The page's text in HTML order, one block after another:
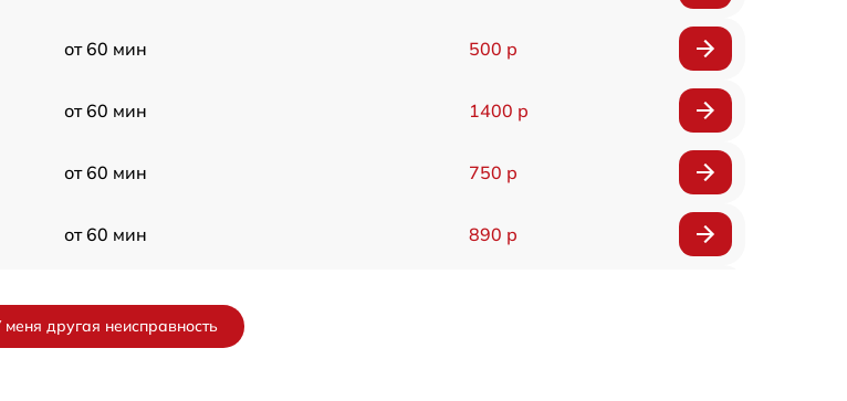
от 60 мин 500 р
от 60 мин 1400 р
от 60 мин 750 р
от 60 мин 890 р
меня другая неисправность